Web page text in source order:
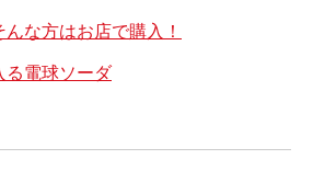
な方はお店で購入！
る電球ソーダ